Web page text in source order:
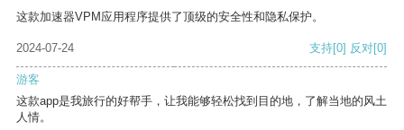
这款加速器VPM应用程序提供了顶级的安全性和隐私保护。
2024-07-24 支持[0] 反对[0]
游客
这款app是我旅行的好帮手，让我能够轻松找到目的地，了解当地的风土
人情。